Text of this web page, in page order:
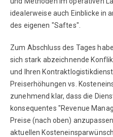
idealerweise auch Einblicke in
des eigenen "Saftes".
Zum Abschluss des Tages
sich stark abzeichnende
und Ihren
Preiserhöhungen vs.
zunehmend klar, dass die
konsequentes "Revenue
Preise (nach oben)
aktuellen